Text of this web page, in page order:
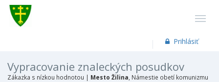
Prihlásiť
Vypracovanie znaleckých posudkov
Zákazka s nízkou hodnotou | Mesto Žilina , Námestie obetí komunizmu